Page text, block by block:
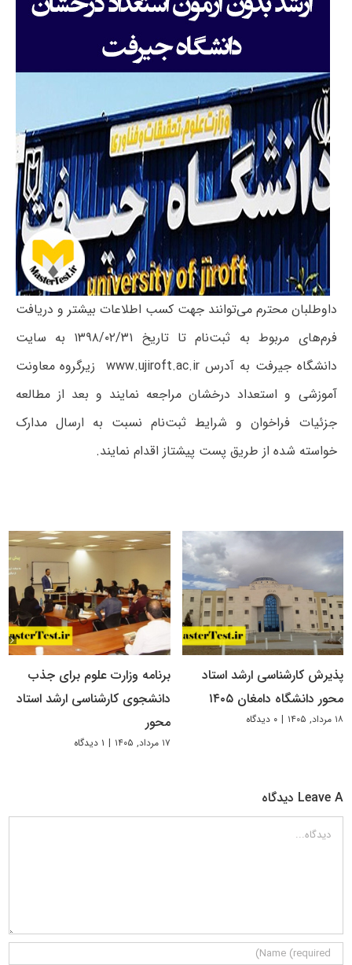
داوطلبان محترم می‌توانند جهت کسب اطلاعات بیشتر و دریافت
فرم‌های مربوط به ثبت‌نام تا تاریخ ۱۳۹۸/۰۲/۳۱ به سایت
دانشگاه جیرفت به آدرس www.ujiroft.ac.irزیرگروه معاونت
آموزشی و استعداد درخشان مراجعه نمایند و بعد از مطالعه
جزئیات فراخوان و شرایط ثبت‌نام نسبت به ارسال مدارک
خواسته شده از طریق پست پیشتاز اقدام نمایند.
پذیرش کارشناسی ارشد استاد
محور دانشگاه دامغان ۱۴۰۵
۱۸ مرداد, ۱۴۰۵ | ۰ دیدگاه
برنامه وزارت علوم برای جذب
دانشجوی کارشناسی ارشد استاد
محور
۱۷ مرداد, ۱۴۰۵ | ۱ دیدگاه
Leave A دیدگاه
دیدگاه